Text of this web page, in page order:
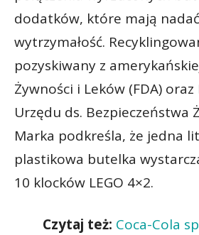
dodatków, które mają
wytrzymałość.
pozyskiwany z
Żywności i Leków (FDA)
Urzędu ds. Bezpieczeństwa
Marka podkreśla, że jedna
plastikowa butelka
10 klocków LEGO 4×2.
Czytaj też: Coca-Cola